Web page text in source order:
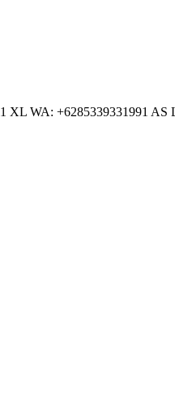
WA: +6285339331991 AS